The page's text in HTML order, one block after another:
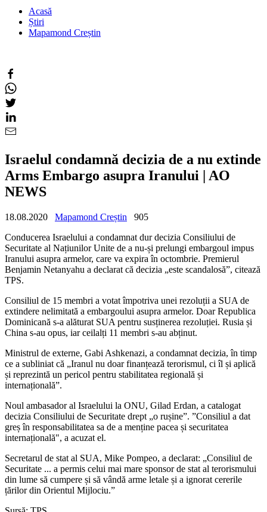
Acasă
Știri
Mapamond Creștin
Israelul condamnă decizia de a nu extinde
Arms Embargo asupra Iranului | AO
NEWS
18.08.2020 Mapamond Creștin
905
Conducerea Israelului a condamnat dur decizia Consiliului de
Securitate al Națiunilor Unite de a nu-și prelungi embargoul impus
Iranului asupra armelor, care va expira în octombrie. Premierul
Benjamin Netanyahu a declarat că decizia „este scandalosă”, citează
TPS.
Consiliul de 15 membri a votat împotriva unei rezoluții a SUA de
extindere nelimitată a embargoului asupra armelor. Doar Republica
Dominicană s-a alăturat SUA pentru susținerea rezoluției. Rusia și
China s-au opus, iar ceilalți 11 membri s-au abținut.
Ministrul de externe, Gabi Ashkenazi, a condamnat decizia, în timp
ce a subliniat că „Iranul nu doar finanțează terorismul, ci îl și aplică
și reprezintă un pericol pentru stabilitatea regională și
internațională”.
Noul ambasador al Israelului la ONU, Gilad Erdan, a catalogat
decizia Consiliului de Securitate drept „o rușine”. ”Consiliul a dat
greș în responsabilitatea sa de a menține pacea și securitatea
internațională", a acuzat el.
Secretarul de stat al SUA, Mike Pompeo, a declarat: „Consiliul de
Securitate ... a permis celui mai mare sponsor de stat al terorismului
din lume să cumpere și să vândă arme letale și a ignorat cererile
țărilor din Orientul Mijlociu.”